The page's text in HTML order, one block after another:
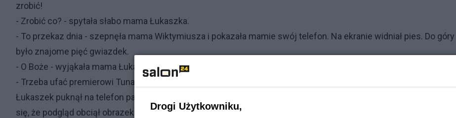
zrobić!
- Zrobić co? - spytała słabo mama Łukaszka.
- To przekaz dnia - szepnęła mama Wiktymiusza i pokazała mamie swój telefon. Na ekranie widniał pies. Do góry
było znajome pięć gwiazdek.
- O Boże - wyjąkała mama Łukaszka. - Chyba nie zamierzacie...
- Trzeba ufać premierowi Tunaldowi Doskowi...
Łukaszek puknął na telefon palcem, podgląd obrazka w komunikatorze powiększył się na cały ekran. Okazało
się, że podgląd obciął obrazek i nie pokazał wszystkiego. Do góy był jeszcze napis "odgadnij rebus", a na dole
Drogi Użytkowniku,